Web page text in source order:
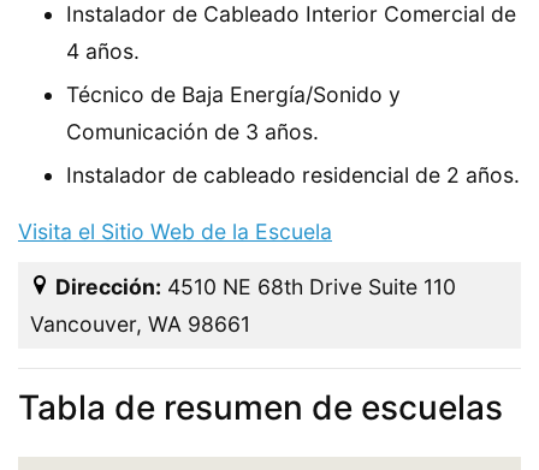
Instalador de Cableado Interior Comercial de
4 años.
Técnico de Baja Energía/Sonido y
Comunicación de 3 años.
Instalador de cableado residencial de 2 años.
Visita el Sitio Web de la Escuela
Dirección: 4510 NE 68th Drive Suite 110
Vancouver, WA 98661
Tabla de resumen de escuelas